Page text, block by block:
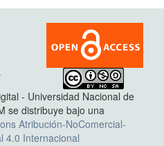
- Universidad Nacional de
se distribuye bajo una
Atribución-NoComercial-
4.0 Internacional